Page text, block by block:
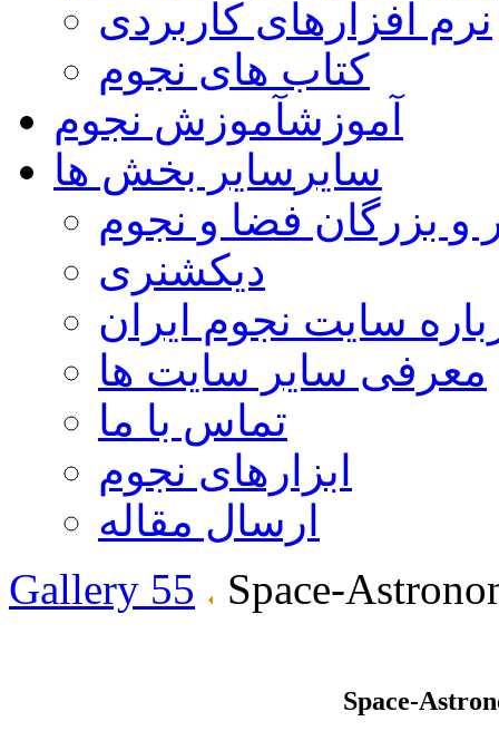
نرم افزارهای کاربردی
کتاب های نجوم
آموزشآموزش نجوم
سایر سایر بخش ها
و بزرگان فضا و نجوم
دیکشنری
سایت نجوم ایران
معرفی سایر سایت ها
تماس با ما
ابزارهای نجوم
ارسال مقاله
Gallery 55
Space-
Space-